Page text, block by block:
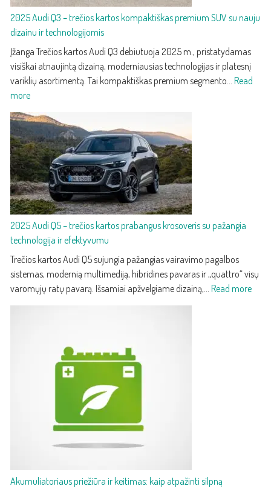
2025 Audi Q3 – trečios kartos kompaktiškas premium SUV su nauju
dizainu ir technologijomis
Įžanga Trečios kartos Audi Q3 debiutuoja 2025 m., pristatydamas
visiškai atnaujintą dizainą, moderniausias technologijas ir platesnį
variklių asortimentą. Tai kompaktiškas premium segmento… Read
more:
2025
Audi
Q3
–
trečios
kartos
kompaktiškas
premium
SUV
su
nauju
technologijomis
2025 Audi Q5 – trečios kartos prabangus krosoveris su pažangia
technologija ir efektyvumu
Trečios kartos Audi Q5 sujungia pažangias vairavimo pagalbos
sistemas, modernią multimediją, hibridines pavaras ir „quattro“ visų
varomųjų ratų pavarą. Išsamiai apžvelgiame dizainą,… Read more:
Akumuliatoriaus priežiūra ir keitimas: kaip atpažinti silpną